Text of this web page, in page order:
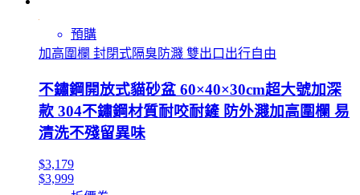
預購
加高圍欄 封閉式隔臭防濺 雙出口出行自由
不鏽鋼開放式貓砂盆 60×40×30cm超大號加深
款 304不鏽鋼材質耐咬耐鏟 防外濺加高圍欄 易
清洗不殘留異味
$3,179
$3,999